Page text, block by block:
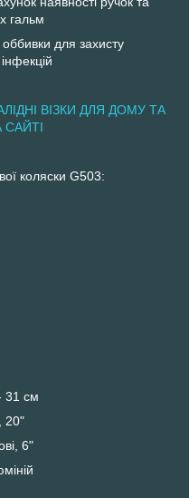
гальм
оббивки для захисту
ВІЗКИ ДЛЯ ДОМУ ТА
коляски G503:
31 см
20"
6"